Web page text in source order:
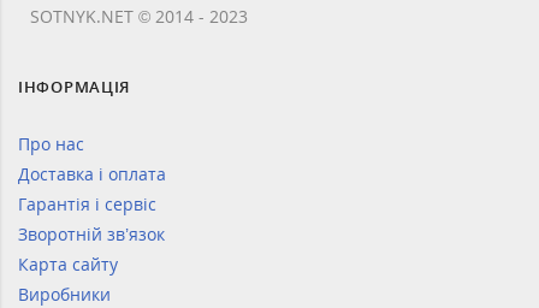
SOTNYK.NET © 2014 - 2023
ІНФОРМАЦІЯ
Про нас
Доставка і оплата
Гарантія і сервіс
Зворотній зв’язок
Карта сайту
Виробники